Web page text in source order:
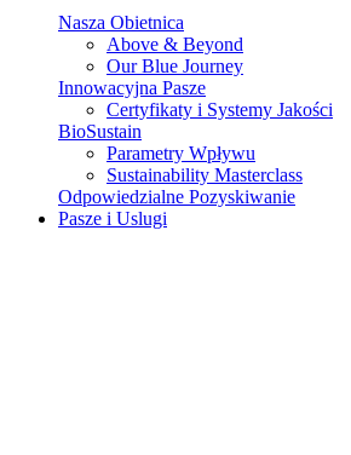
Nasza Obietnica
Above & Beyond
Our Blue Journey
Innowacyjna Pasze
Certyfikaty i Systemy Jakości
BioSustain
Parametry Wpływu
Sustainability Masterclass
Odpowiedzialne Pozyskiwanie
Pasze i Uslugi